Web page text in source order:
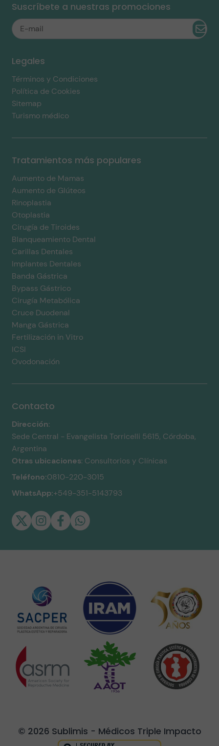
Suscríbete a nuestras promociones
Legales
Términos y Condiciones
Política de Cookies
Sitemap
Turismo médico
Tratamientos más populares
Aumento de Mamas
Aumento de Glúteos
Rinoplastia
Otoplastia
Cirugía de Tiroides
Blanqueamiento Dental
Carillas Dentales
Implantes Dentales
Banda Gástrica
Bypass Gástrico
Cirugía Metabólica
Cruce Duodenal
Manga Gástrica
Fertilización in Vitro
ICSI
Ovodonación
Contacto
Dirección:
Sede Central - Evangelista Torricelli 5615, Córdoba,
Argentina
Otras ubicaciones: Consultorios y Clínicas
Teléfono:0810-220-3015
WhatsApp:+549-351-5143793
© 2026 Sublimis - Médicos Triple Impacto